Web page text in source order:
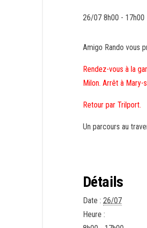
26/07 8h00 - 17h00
Amigo Rando vous
Rendez-vous à la
Milon. Arrêt à Mary-
Retour par Trilport.
Un parcours au
Détails
Date : 26/07
Heure :